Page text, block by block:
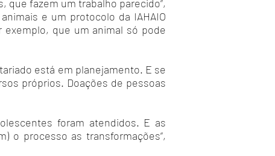
que fazem um trabalho parecido”,
e um protocolo da IAHAIO
exemplo, que um animal só pode
está em planejamento. E se
próprios. Doações de pessoas
foram atendidos. E as
o processo as transformações”,